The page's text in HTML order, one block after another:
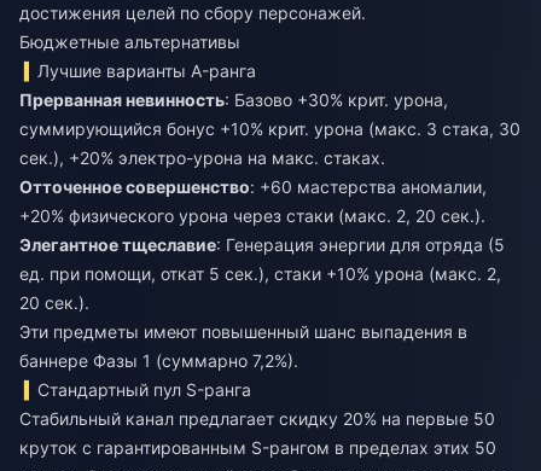
достижения целей по сбору персонажей.
Бюджетные альтернативы
Лучшие варианты A-ранга
Прерванная невинность: Базово +30% крит. урона,
суммирующийся бонус +10% крит. урона (макс. 3 стака, 30
сек.), +20% электро-урона на макс. стаках.
Отточенное совершенство: +60 мастерства аномалии,
+20% физического урона через стаки (макс. 2, 20 сек.).
Элегантное тщеславие: Генерация энергии для отряда (5
ед. при помощи, откат 5 сек.), стаки +10% урона (макс. 2,
20 сек.).
Эти предметы имеют повышенный шанс выпадения в
баннере Фазы 1 (суммарно 7,2%).
Стандартный пул S-ранга
Стабильный канал предлагает скидку 20% на первые 50
круток с гарантированным S-рангом в пределах этих 50